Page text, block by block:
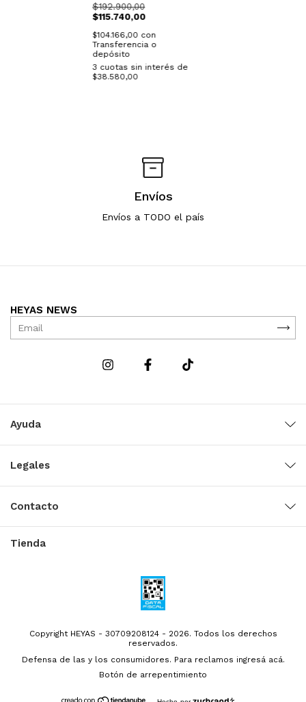
$192.900,00
$115.740,00
$104.166,00 con
Transferencia o
depósito
3 cuotas sin interés de
$38.580,00
Envíos
Envíos a TODO el país
HEYAS NEWS
Ayuda
Legales
Contacto
Tienda
Copyright HEYAS - 30709208124 - 2026. Todos los derechos
reservados.
Defensa de las y los consumidores. Para reclamos ingresá acá.
Botón de arrepentimiento